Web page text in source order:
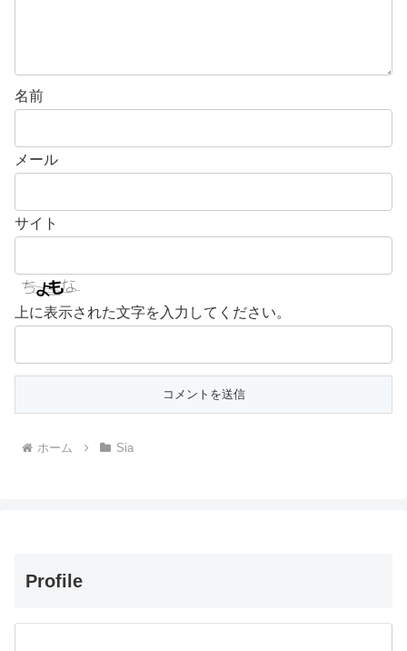
名前
メール
サイト
上に表示された文字を入力してください。
ホーム Sia
Profile